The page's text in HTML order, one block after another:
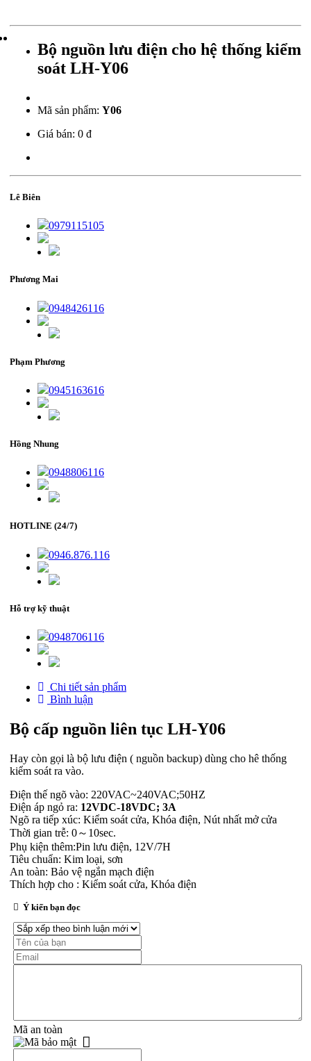
Bộ nguồn lưu điện cho hệ thống kiểm
soát LH-Y06
Mã sản phẩm: Y06
Giá bán: 0 đ
Lê Biên
0979115105
Phương Mai
0948426116
Phạm Phương
0945163616
Hồng Nhung
0948806116
HOTLINE (24/7)
0946.876.116
Hỗ trợ kỹ thuật
0948706116
Chi tiết sản phẩm
Bình luận
Bộ cấp nguồn liên tục LH-Y06
Hay còn gọi là bộ lưu điện ( nguồn backup) dùng cho hê thống
kiểm soát ra vào.
Điện thế ngõ vào: 220VAC~240VAC;50HZ
Điện áp ngỏ ra: 12VDC-18VDC; 3A
Ngõ ra tiếp xúc: Kiểm soát cửa, Khóa điện, Nút nhất mở cửa
Thời gian trễ: 0～10sec.
Phụ kiện thêm:Pin lưu điện, 12V/7H
Tiêu chuẩn: Kim loại, sơn
An toàn: Bảo vệ ngắn mạch điện
Thích hợp cho : Kiểm soát cửa, Khóa điện
Ý kiến bạn đọc
Mã an toàn